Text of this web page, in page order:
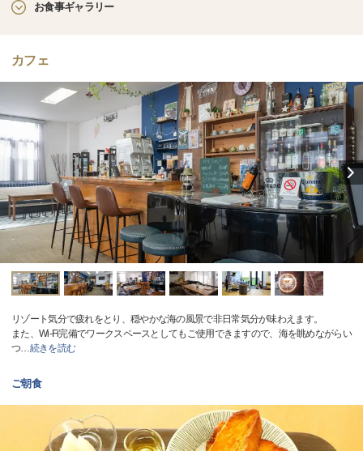
お食事ギャラリー
カフェ
リゾート気分で疲れをとり、穏やかな海の風景で非日常気分が味わえます。
また、Wi-Fi完備でワークスペースとしてもご使用できますので、海を眺めながらい
つ…続きを読む
ご朝食